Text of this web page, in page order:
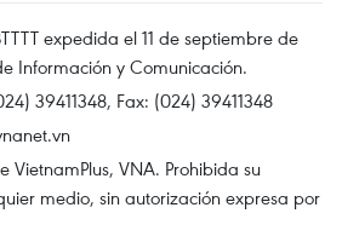
expedida el 11 de septiembre de
Información y Comunicación.
39411348, Fax: (024) 39411348
VNA. Prohibida su
medio, sin autorización expresa por